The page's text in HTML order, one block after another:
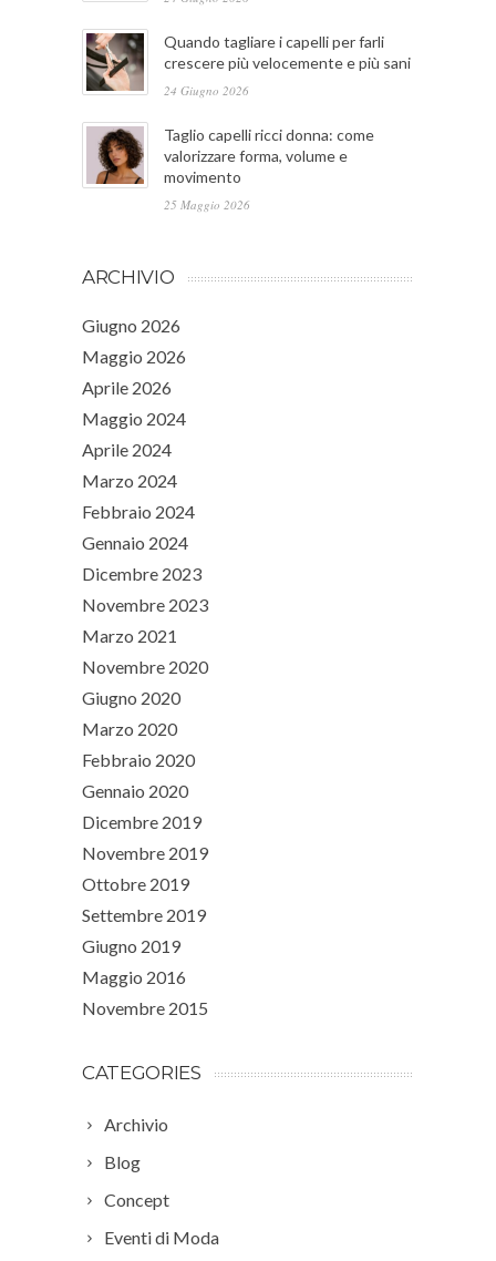
Quando tagliare i capelli per farli
crescere più velocemente e più sani
24 Giugno 2026
Taglio capelli ricci donna: come
valorizzare forma, volume e
movimento
25 Maggio 2026
ARCHIVIO
Giugno 2026
Maggio 2026
Aprile 2026
Maggio 2024
Aprile 2024
Marzo 2024
Febbraio 2024
Gennaio 2024
Dicembre 2023
Novembre 2023
Marzo 2021
Novembre 2020
Giugno 2020
Marzo 2020
Febbraio 2020
Gennaio 2020
Dicembre 2019
Novembre 2019
Ottobre 2019
Settembre 2019
Giugno 2019
Maggio 2016
Novembre 2015
CATEGORIES
Archivio
Blog
Concept
Eventi di Moda